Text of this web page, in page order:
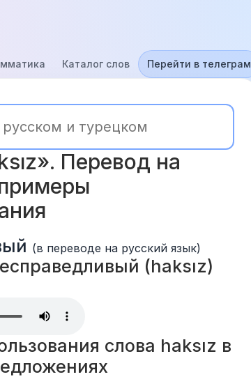
Каталог слов Перейти в телеграм
Перевод на
(в переводе на русский язык)
(haksız)
слова haksız в